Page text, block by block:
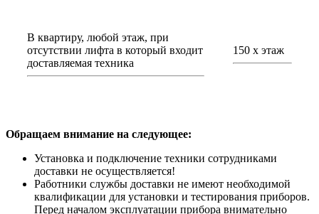
В квартиру, любой этаж, при
отсутствии лифта в который входит
доставляемая техника
150 х этаж
Обращаем внимание на следующее:
Установка и подключение техники сотрудниками
доставки не осуществляется!
Работники службы доставки не имеют необходимой
квалификации для установки и тестирования приборов.
Перед началом эксплуатации прибора внимательно